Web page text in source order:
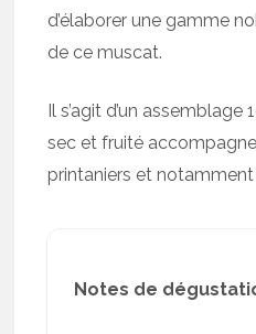
d’élaborer une gamme
de ce muscat.
Il s’agit d’un assemblage
sec et fruité
printaniers et notamment
Notes de